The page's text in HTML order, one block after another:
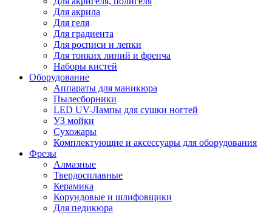
Для акрила
Для геля
Для градиента
Для росписи и лепки
Для тонких линий и френча
Наборы кистей
Оборудование
Аппараты для маникюра
Пылесборники
LED UV-Лампы для сушки ногтей
УЗ мойки
Сухожары
Комплектующие и аксессуары для оборудования
Фрезы
Алмазные
Твердосплавные
Керамика
Корундовые и шлифовщики
Для педикюра